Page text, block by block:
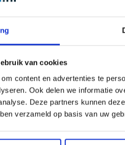
van cookies
content en advertenties te
Ook delen we informatie
Deze partners kunnen
verzameld op basis van uw
volgens NEN-EN-ISO 1461.
in een zinkbad van